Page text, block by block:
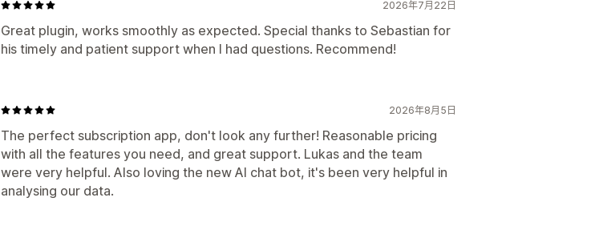
2026年7月22日
Great plugin, works smoothly as expected. Special thanks to Sebastian for
his timely and patient support when I had questions. Recommend!
2026年8月5日
The perfect subscription app, don't look any further! Reasonable pricing
with all the features you need, and great support. Lukas and the team
were very helpful. Also loving the new AI chat bot, it's been very helpful in
analysing our data.